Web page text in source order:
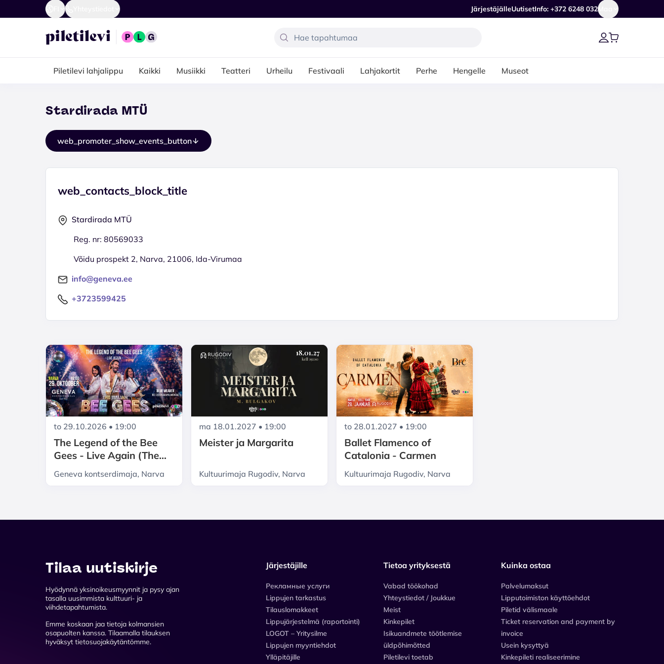
JärjestäjälleUutisetInfo: +372 6248 032Maa
Piletilevi lahjalippu Kaikki Musiikki Teatteri Urheilu Festivaali Lahjakortit Perhe Hengelle Museot
Stardirada MTÜ
web_promoter_show_events_button
web_contacts_block_title
Stardirada MTÜ
Reg. nr: 80569033
Võidu prospekt 2, Narva, 21006, Ida-Virumaa
info@geneva.ee
+3723599425
to 29.10.2026 • 19:00
The Legend of the Bee
Gees - Live Again (The
Italian Bee Gees) (15.08
asendus)
Geneva kontserdimaja, Narva
ma 18.01.2027 • 19:00
Meister ja Margarita
Kultuurimaja Rugodiv, Narva
to 28.01.2027 • 19:00
Ballet Flamenco of
Catalonia - Carmen
Kultuurimaja Rugodiv, Narva
Tilaa uutiskirje
Hyödynnä yksinoikeusmyynnit ja pysy ajan
tasalla uusimmista kulttuuri- ja
viihdetapahtumista.
Emme koskaan jaa tietoja kolmansien
osapuolten kanssa. Tilaamalla tilauksen
hyväksyt tietosuojakäytäntömme.
Järjestäjille
Рекламные услуги
Lippujen tarkastus
Tilauslomakkeet
Lippujärjestelmä (raportointi)
LOGOT – Yritysilme
Lippujen myyntiehdot
Ylläpitäjille
Tietoa yrityksestä
Vabad töökohad
Yhteystiedot / Joukkue
Meist
Kinkepilet
Isikuandmete töötlemise
üldpõhimõtted
Piletilevi toetab
Kuinka ostaa
Palvelumaksut
Lipputoimiston käyttöehdot
Piletid välismaale
Ticket reservation and payment by
invoice
Usein kysyttyä
Kinkepileti realiseerimine